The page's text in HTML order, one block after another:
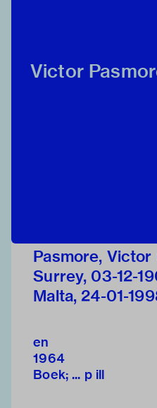
Victor
Pasmore, Victor
Surrey, 03-12-
Malta, 24-01-
en
1964
Boek; ... p ill